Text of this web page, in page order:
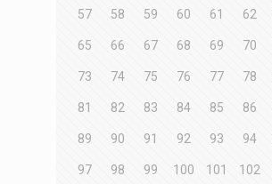
57 58 59 60 61 62
65 66 67 68 69 70
73 74 75 76 77 78
81 82 83 84 85 86
89 90 91 92 93 94
97 98 99 100 101 102